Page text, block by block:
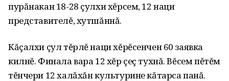
пурăнакан 18-28 çулхи хĕрсем‚ 12 наци
представителĕ, хутшăннă.
Кăçалхи çул тĕрлĕ наци хĕрĕсенчен 60 заявка
килнĕ. Финала вара 12 хĕр çеç тухнă. Вĕсем пĕтĕм
тĕнчери 12 халăхăн культурине кăтарса панă.